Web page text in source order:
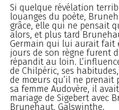
Si quelque révélation
louanges du poète,
grâce, elle qui ne pensait
alors, et plus tard
Germain qui lui aurait fait
jours de son règne furent
répandit au loin.
de Chilpéric, ses
de mœurs qu’il ne prenait
sa femme Audovère, il
mariage de Sigebert avec
Brunehaut, Galswinthe.